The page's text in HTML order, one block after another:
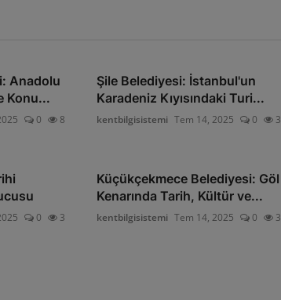
Anadolu
Konu...
0 8
Şile Belediyesi: İstanbul'un
Karadeniz Kıyısındaki Turi...
kentbilgisistemi Tem 14, 2025 0 3
0 3
Küçükçekmece Belediyesi: Göl
Kenarında Tarih, Kültür ve...
kentbilgisistemi Tem 14, 2025 0 3